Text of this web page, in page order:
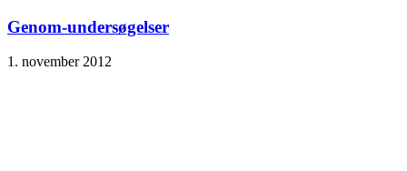
Genom-undersøgelser
1. november 2012